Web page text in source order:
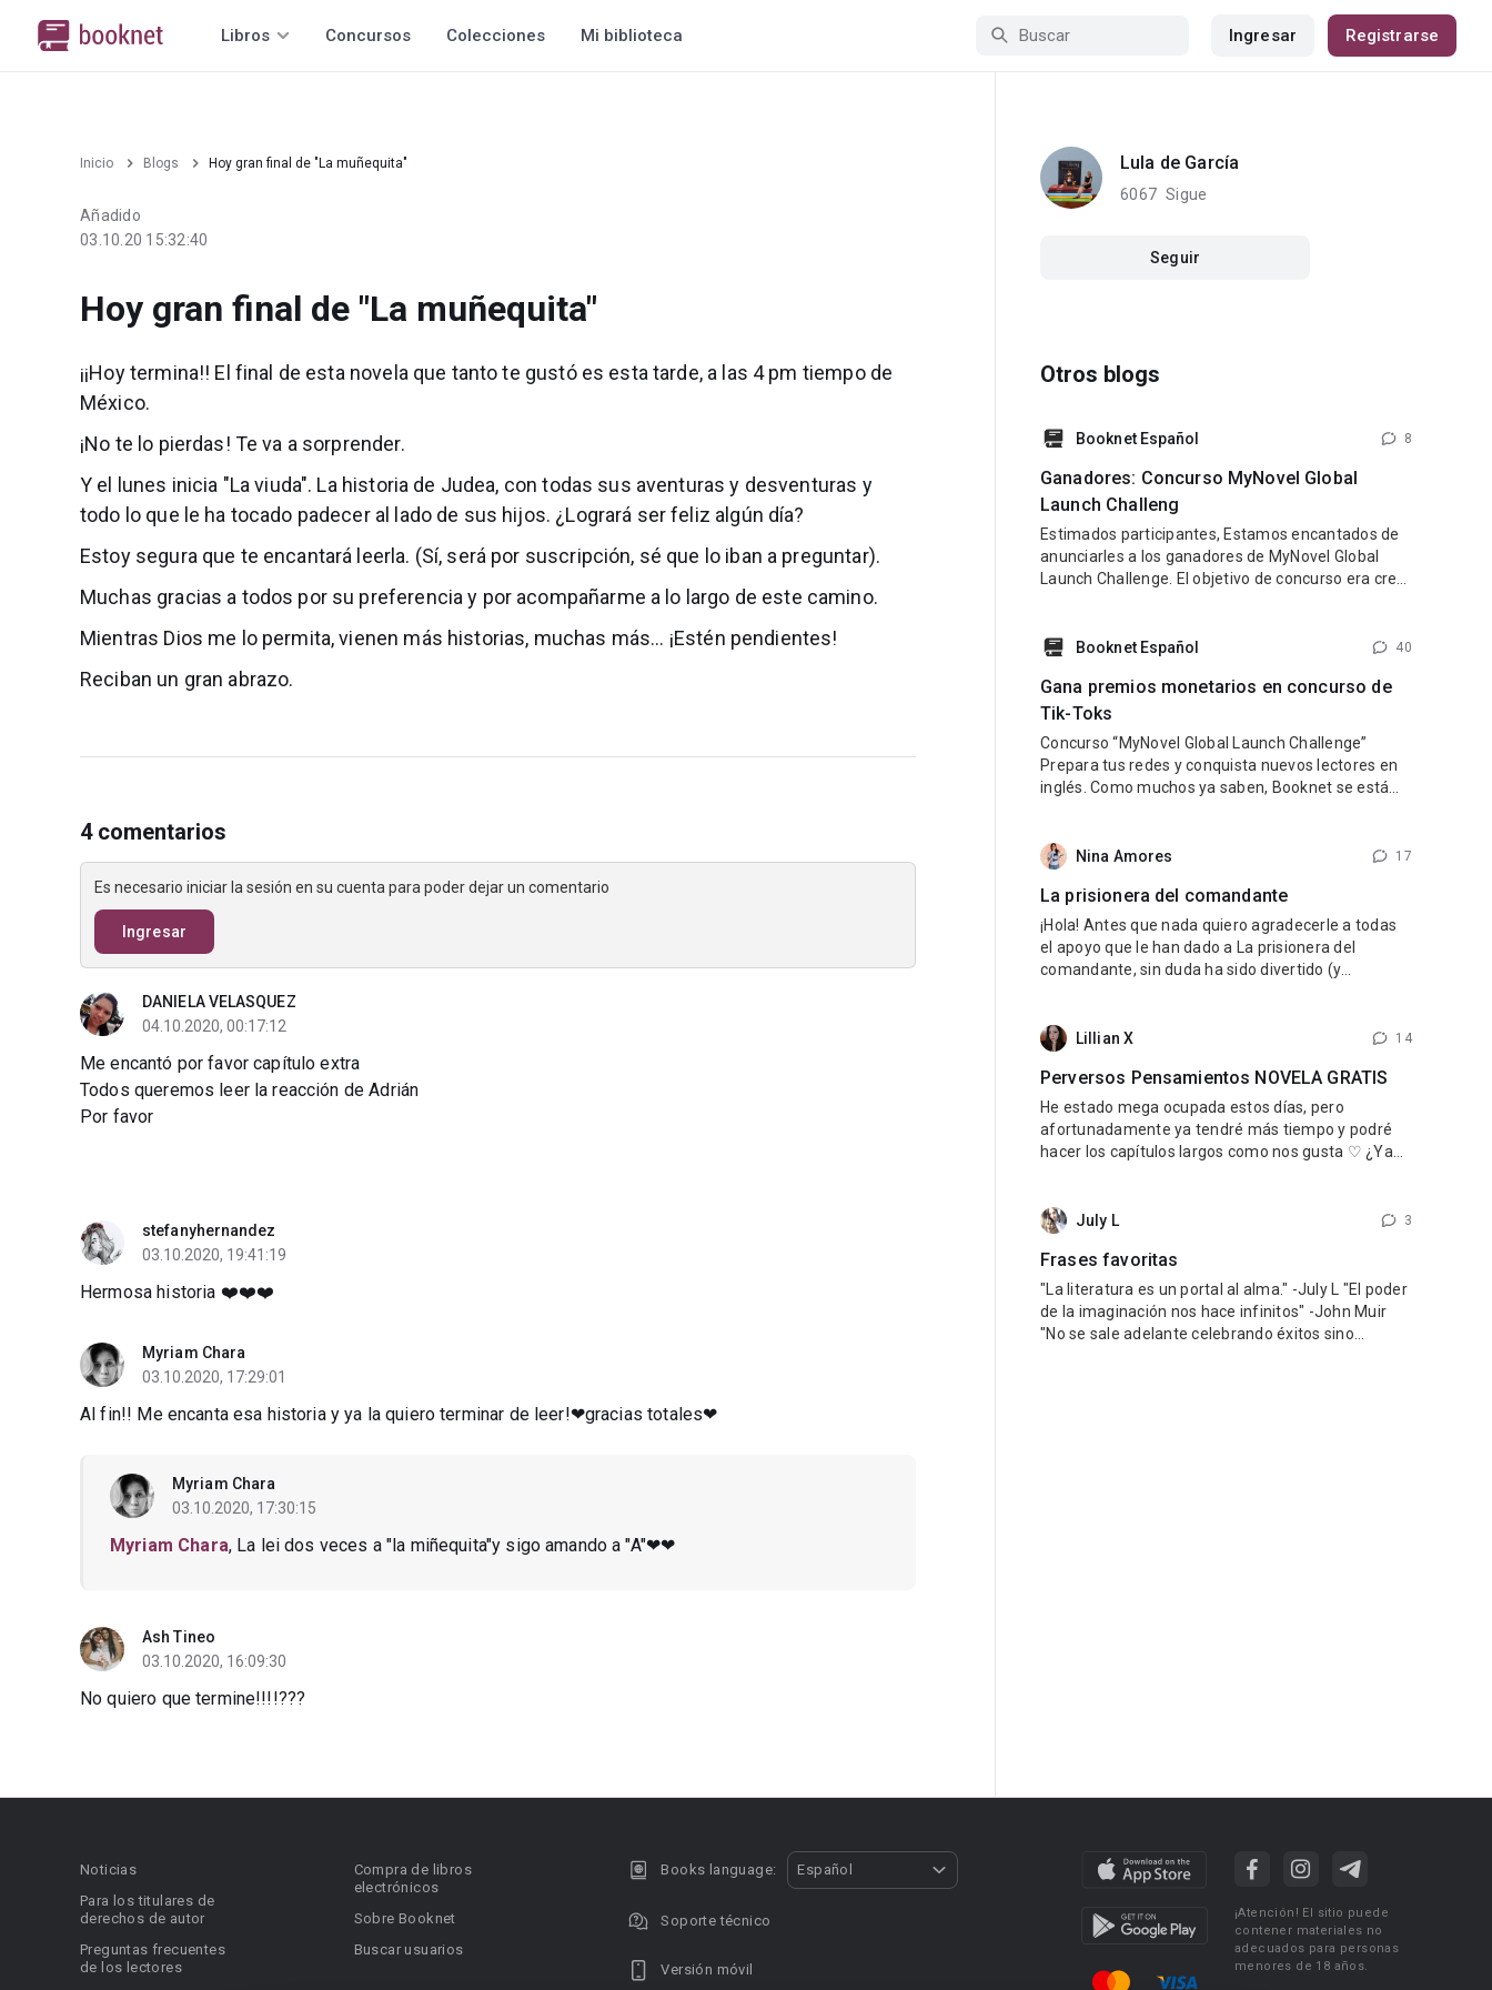
Libros Concursos Colecciones Mi biblioteca Ingresar Registrarse
Inicio Blogs Hoy gran final de "La muñequita"
Añadido
03.10.20 15:32:40
Hoy gran final de "La muñequita"
¡¡Hoy termina!! El final de esta novela que tanto te gustó es esta tarde, a las 4 pm tiempo de
México.
¡No te lo pierdas! Te va a sorprender.
Y el lunes inicia "La viuda". La historia de Judea, con todas sus aventuras y desventuras y
todo lo que le ha tocado padecer al lado de sus hijos. ¿Logrará ser feliz algún día?
Estoy segura que te encantará leerla. (Sí, será por suscripción, sé que lo iban a preguntar).
Muchas gracias a todos por su preferencia y por acompañarme a lo largo de este camino.
Mientras Dios me lo permita, vienen más historias, muchas más... ¡Estén pendientes!
Reciban un gran abrazo.
4 comentarios
Es necesario iniciar la sesión en su cuenta para poder dejar un comentario
Ingresar
DANIELA VELASQUEZ
04.10.2020, 00:17:12
Me encantó por favor capítulo extra
Todos queremos leer la reacción de Adrián
Por favor
stefanyhernandez
03.10.2020, 19:41:19
Hermosa historia ❤️❤️❤️
Myriam Chara
03.10.2020, 17:29:01
Al fin!! Me encanta esa historia y ya la quiero terminar de leer!❤gracias totales❤
Myriam Chara
03.10.2020, 17:30:15
Myriam Chara, La lei dos veces a "la miñequita"y sigo amando a "A"❤❤
Ash Tineo
03.10.2020, 16:09:30
No quiero que termine!!!!???
Lula de García
6067 Sigue
Seguir
Otros blogs
Booknet Español 8
Ganadores: Concurso MyNovel Global
Launch Challeng
Estimados participantes, Estamos encantados de
anunciarles a los ganadores de MyNovel Global
Launch Challenge. El objetivo de concurso era crear
libros de otros autores si no eres escritor). Link al
usuario de TikTok dark.reader3 2
Booknet Español 40
Gana premios monetarios en concurso de
Tik-Toks
Concurso “MyNovel Global Launch Challenge”
Prepara tus redes y conquista nuevos lectores en
inglés. Como muchos ya saben, Booknet se está
autores podrán vender sus libros traducidos a
mundo. El primer idioma será
Nina Amores 17
La prisionera del comandante
¡Hola! Antes que nada quiero agradecerle a todas
el apoyo que le han dado a La prisionera del
comandante, sin duda ha sido divertido (y
leido Una esposa para el rey, si les está gustando
encontrar de forma gratuita aquí
Lillian X 14
Perversos Pensamientos NOVELA GRATIS
He estado mega ocupada estos días, pero
afortunadamente ya tendré más tiempo y podré
hacer los capítulos largos como nos gusta ♡ ¿Ya
DEBES, y repito DEBES leerla. Tenemos un
que
July L 3
Frases favoritas
"La literatura es un portal al alma." -July L "El poder
de la imaginación nos hace infinitos" -John Muir
"No se sale adelante celebrando éxitos sino
Noticias
Para los titulares de
derechos de autor
Preguntas frecuentes
de los lectores
Compra de libros
electrónicos
Sobre Booknet
Buscar usuarios
Books language: Español
Soporte técnico
Versión móvil
¡Atención! El sitio puede
contener materiales no
adecuados para personas
menores de 18 años.